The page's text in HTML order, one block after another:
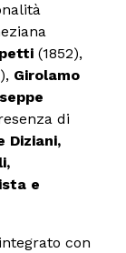
(1852),
Girolamo
di
Diziani,
e
con